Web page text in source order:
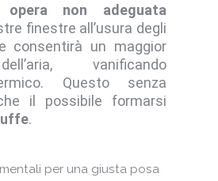
non adeguata
finestre all’usura degli
consentirà un maggior
vanificando
Questo senza
il possibile formarsi
.
per una giusta posa